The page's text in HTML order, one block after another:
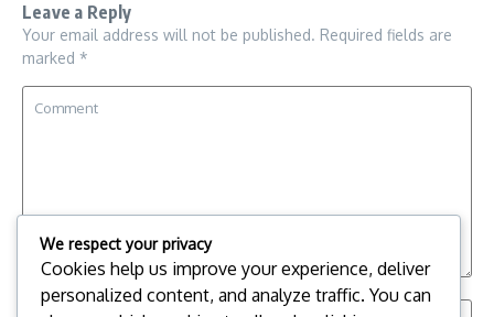
Leave a Reply
Your email address will not be published. Required fields are
marked *
We respect your privacy
Cookies help us improve your experience, deliver
personalized content, and analyze traffic. You can